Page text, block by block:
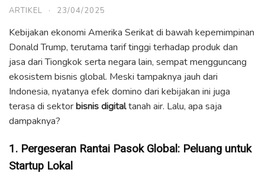
ARTIKEL · 23/04/2025
Kebijakan ekonomi Amerika Serikat di bawah kepemimpinan
Donald Trump, terutama tarif tinggi terhadap produk dan
jasa dari Tiongkok serta negara lain, sempat mengguncang
ekosistem bisnis global. Meski tampaknya jauh dari
Indonesia, nyatanya efek domino dari kebijakan ini juga
terasa di sektorbisnis digitaltanah air. Lalu, apa saja
dampaknya?
1. Pergeseran Rantai Pasok Global: Peluang untuk
Startup Lokal